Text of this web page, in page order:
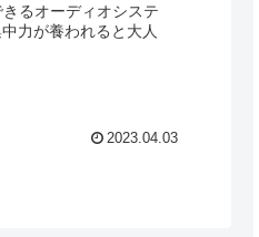
るオーディオシステ
力が養われると大人
2023.04.03